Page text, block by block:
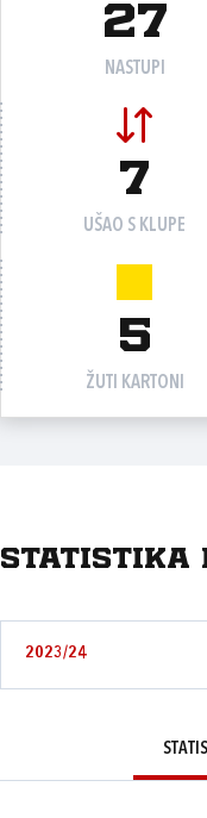
27
NASTUPI
7
UŠAO S KLUPE
5
ŽUTI KARTONI
Statistika
2023/24